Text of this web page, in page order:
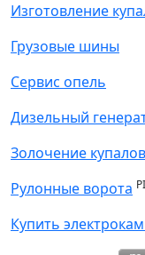
Изготовление
Грузовые шины
Сервис опель
Дизельный
Золочение купалов
Рулонные ворота
Купить